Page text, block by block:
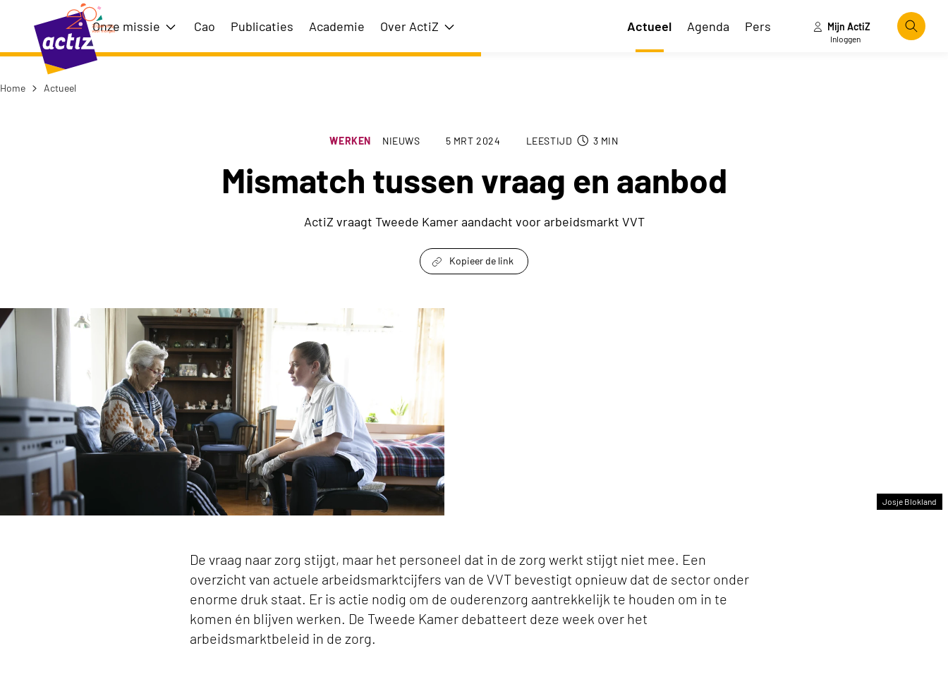
Naar hoofdinhoud
Naar menu
Naar de homepage
Onze missie Toon submenu voor Onze missie
Cao Publicaties Academie Over ActiZ Toon submenu voor Over ActiZ Actueel Agenda Pers Mijn ActiZ
Inloggen
Home Actueel
WERKEN NIEUWS 5 MRT 2024 LEESTIJD 3 MIN
Mismatch tussen vraag en aanbod
ActiZ vraagt Tweede Kamer aandacht voor arbeidsmarkt VVT
Kopieer de link
Mismatch tussen vraag en aanbod keyvisual
Josje Blokland
De vraag naar zorg stijgt, maar het personeel dat in de zorg werkt stijgt niet mee. Een
overzicht van actuele arbeidsmarktcijfers van de VVT bevestigt opnieuw dat de sector onder
enorme druk staat. Er is actie nodig om de ouderenzorg aantrekkelijk te houden om in te
komen én blijven werken. De Tweede Kamer debatteert deze week over het
arbeidsmarktbeleid in de zorg.